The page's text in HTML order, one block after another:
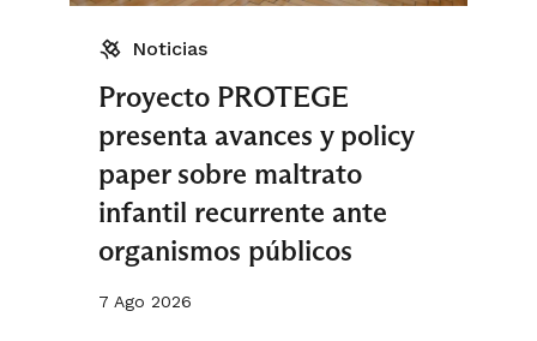
Noticias
Proyecto PROTEGE
presenta avances y policy
paper sobre maltrato
infantil recurrente ante
organismos públicos
7 Ago 2026